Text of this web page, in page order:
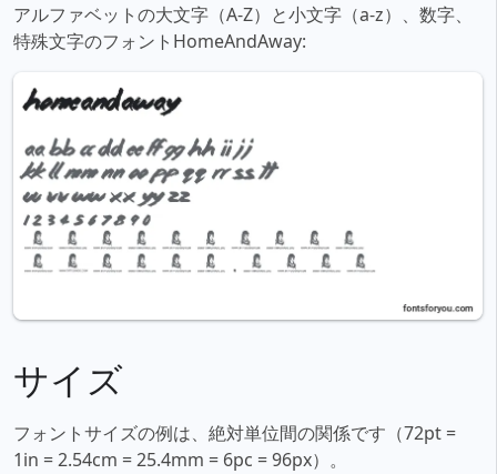
アルファベットの大文字（A-Z）と小文字（a-z）、数字、
特殊文字のフォントHomeAndAway:
サイズ
フォントサイズの例は、絶対単位間の関係です（72pt =
1in = 2.54cm = 25.4mm = 6pc = 96px）。